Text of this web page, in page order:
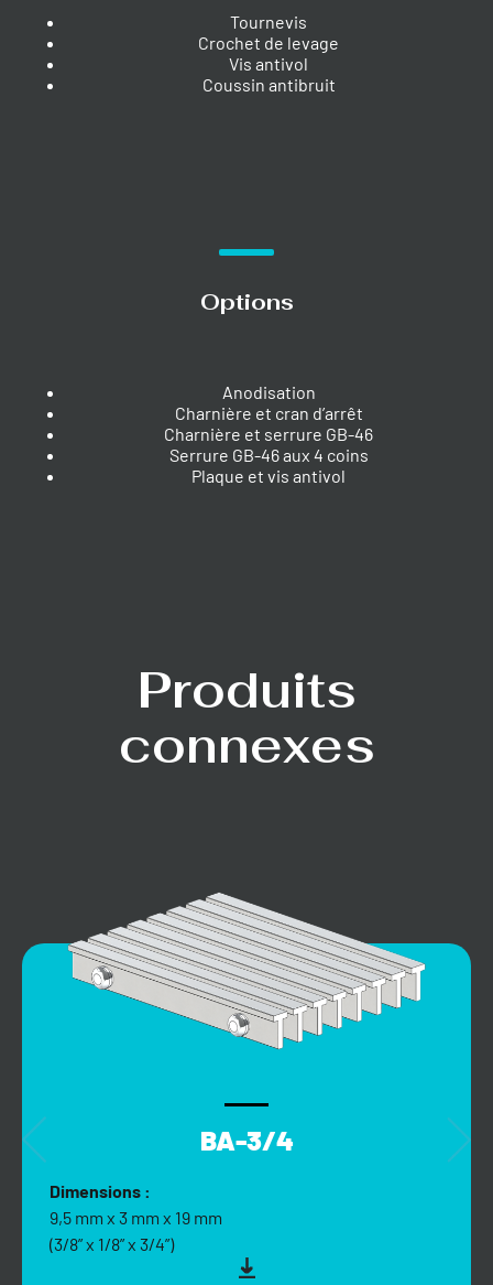
Tournevis
Crochet de levage
Vis antivol
Coussin antibruit
Options
Anodisation
Charnière et cran d’arrêt
Charnière et serrure GB-46
Serrure GB-46 aux 4 coins
Plaque et vis antivol
Produits
connexes
BA-3/4
Dimensions :
9,5 mm x 3 mm x 19 mm
(3/8” x 1/8” x 3/4”)